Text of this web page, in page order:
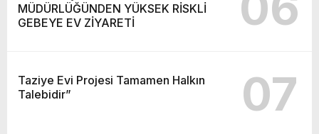
MÜDÜRLÜĞÜNDEN YÜKSEK RİSKLİ
GEBEYE EV ZİYARETİ
Taziye Evi Projesi Tamamen Halkın
Talebidir”
07